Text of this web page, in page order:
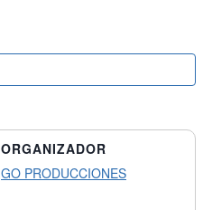
ORGANIZADOR
GO PRODUCCIONES